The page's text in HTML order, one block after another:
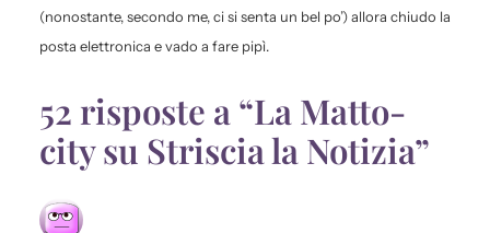
(nonostante, secondo me, ci si senta un bel po’) allora chiudo la
posta elettronica e vado a fare pipì.
52 risposte a “La Matto-
city su Striscia la Notizia”